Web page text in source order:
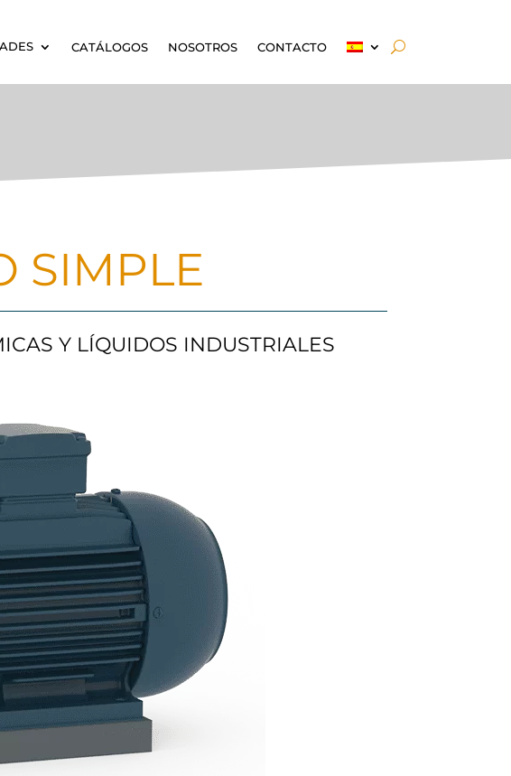
CATÁLOGOS NOSOTROS CONTACTO
SIMPLE
Y LÍQUIDOS INDUSTRIALES